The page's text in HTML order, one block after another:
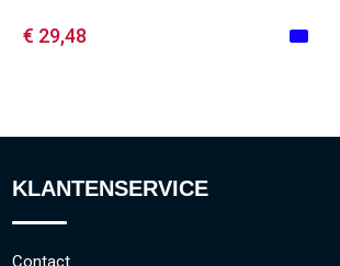
€ 29,48
KLANTENSERVICE
Contact